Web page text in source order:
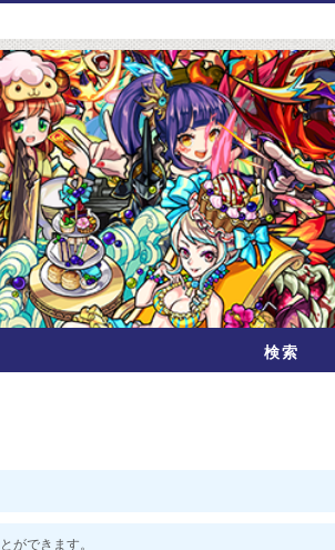
検索
ができます。